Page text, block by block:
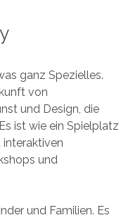
ganz Spezielles.
von
und Design, die
ist wie ein Spielplatz
interaktiven
und
und Familien. Es